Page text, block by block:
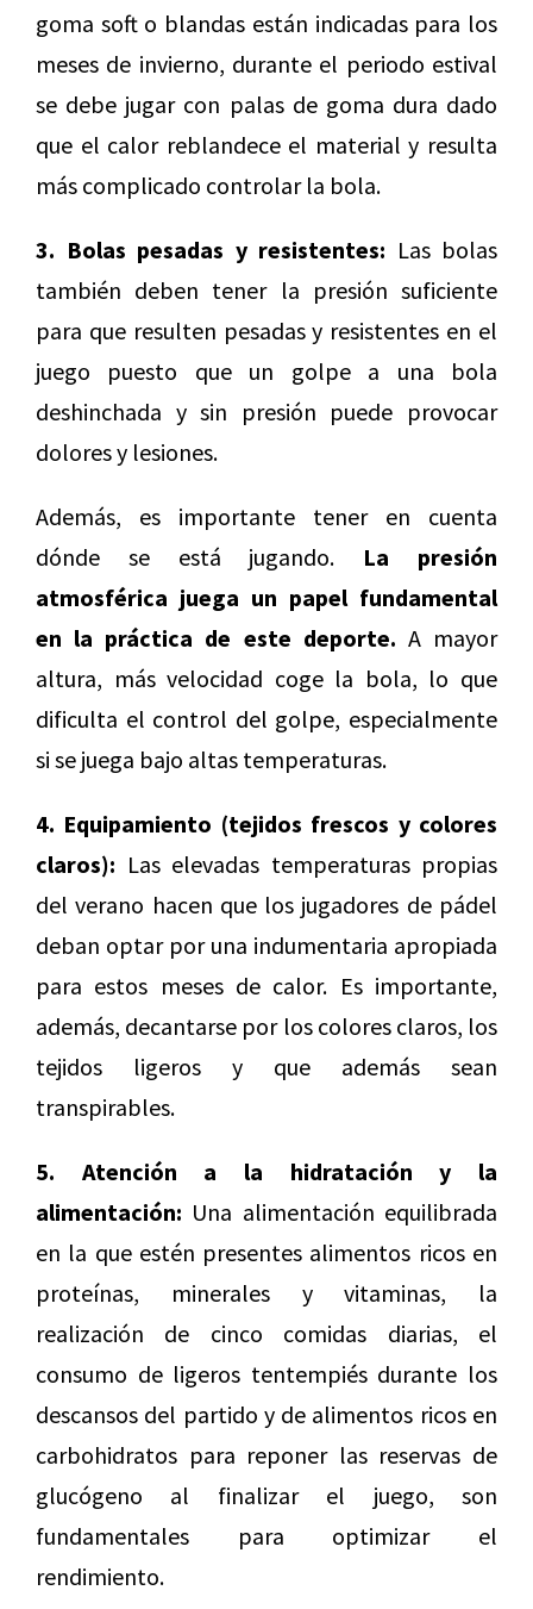
goma soft o blandas están indicadas para los
meses de invierno, durante el periodo estival
se debe jugar con palas de goma dura dado
que el calor reblandece el material y resulta
más complicado controlar la bola.
3. Bolas pesadas y resistentes: Las bolas
también deben tener la presión suficiente
para que resulten pesadas y resistentes en el
juego puesto que un golpe a una bola
deshinchada y sin presión puede provocar
dolores y lesiones.
Además, es importante tener en cuenta
dónde se está jugando. La presión
atmosférica juega un papel fundamental
en la práctica de este deporte. A mayor
altura, más velocidad coge la bola, lo que
dificulta el control del golpe, especialmente
si se juega bajo altas temperaturas.
4. Equipamiento (tejidos frescos y colores
claros): Las elevadas temperaturas propias
del verano hacen que los jugadores de pádel
deban optar por una indumentaria apropiada
para estos meses de calor. Es importante,
además, decantarse por los colores claros, los
tejidos ligeros y que además sean
transpirables.
5. Atención a la hidratación y la
alimentación: Una alimentación equilibrada
en la que estén presentes alimentos ricos en
proteínas, minerales y vitaminas, la
realización de cinco comidas diarias, el
consumo de ligeros tentempiés durante los
descansos del partido y de alimentos ricos en
carbohidratos para reponer las reservas de
glucógeno al finalizar el juego, son
fundamentales para optimizar el
rendimiento.